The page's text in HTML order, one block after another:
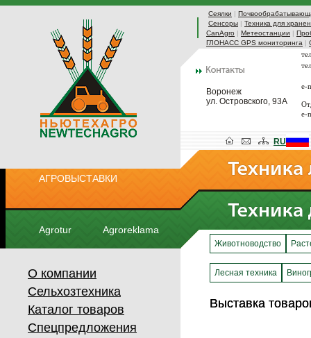
Сеялки |
Сенсоры | Техника для
CanAgro | Метеостанции |
ГЛОНАСС GPS мониторинга |
Воронеж
ул. Островского, 93А
e-
e-
АГРОВЫСТАВКИ
Agrotur Agroreklama
RU
О компании
Сельхозтехника
Каталог товаров
Спецпредложения
Животноводство
Лесная техника
Выставка
Выставка